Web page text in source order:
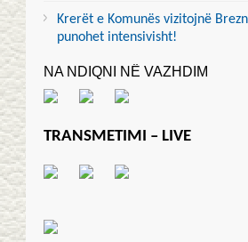
Krerët e Komunës vizitojnë
punohet intensivisht!
NA NDIQNI NË VAZHDIM
TRANSMETIMI – LIVE